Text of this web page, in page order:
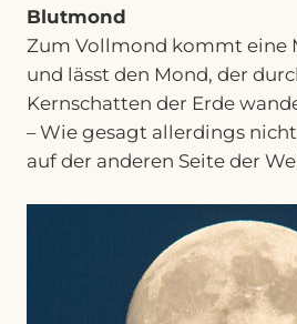
Blutmond
Zum Vollmond kommt eine
und lässt den Mond, der
Kernschatten der Erde
– Wie gesagt allerdings
auf der anderen Seite der